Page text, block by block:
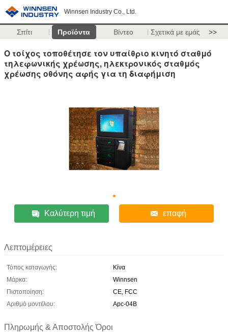
Winnsen Industry Co., Ltd.
Σπίτι Προϊόντα Βίντεο Σχετικά με εμάς >>
Ο τοίχος τοποθέτησε τον υπαίθριο κινητό σταθμό
τηλεφωνικής χρέωσης, ηλεκτρονικός σταθμός
χρέωσης οθόνης αφής για τη διαφήμιση
Καλύτερη τιμή επαφή
Λεπτομέρειες
Τόπος καταγωγής:
Κίνα
Μάρκα:
Winnsen
Πιστοποίηση:
CE, FCC
Αριθμό μοντέλου:
Apc-04B
Πληρωμής & Αποστολής Όροι